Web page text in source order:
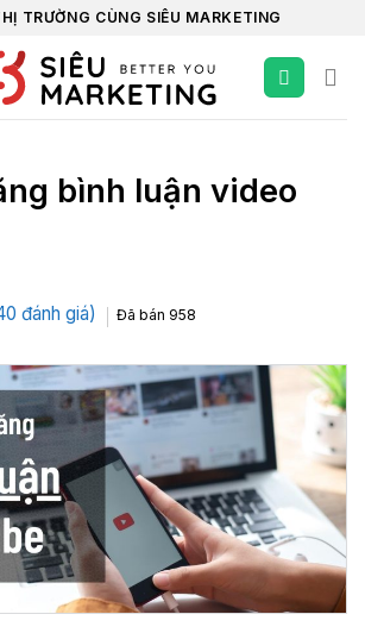
TRƯỜNG CÙNG SIÊU MARKETING
bình luận video
đánh giá) Đã bán 958